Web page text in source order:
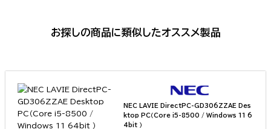
お探しの商品に類似したオススメ製品
NEC LAVIE DirectPC-GD306ZZAE Des
ktop PC（Core i5-8500 / Windows 11 6
4bit ）